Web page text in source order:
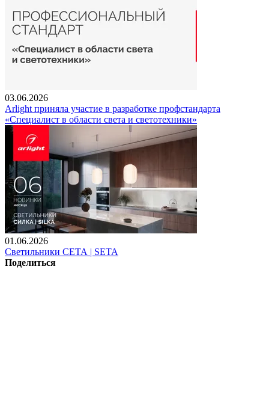
03.06.2026
Arlight приняла участие в разработке профстандарта
«Специалист в области света и светотехники»
01.06.2026
Светильники СЕТА | SETA
Поделиться